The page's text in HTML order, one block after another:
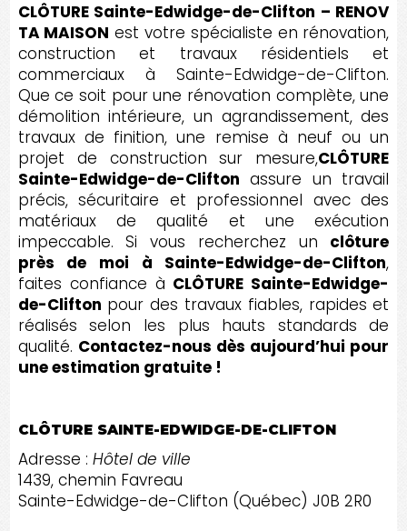
CLÔTURE Sainte-Edwidge-de-Clifton – RENOV
TA MAISON est votre spécialiste en rénovation,
construction et travaux résidentiels et
commerciaux à Sainte-Edwidge-de-Clifton.
Que ce soit pour une rénovation complète, une
démolition intérieure, un agrandissement, des
travaux de finition, une remise à neuf ou un
projet de construction sur mesure,CLÔTURE
Sainte-Edwidge-de-Clifton assure un travail
précis, sécuritaire et professionnel avec des
matériaux de qualité et une exécution
impeccable. Si vous recherchez un clôture
près de moi à Sainte-Edwidge-de-Clifton,
faites confiance à CLÔTURE Sainte-Edwidge-
de-Clifton pour des travaux fiables, rapides et
réalisés selon les plus hauts standards de
qualité. Contactez-nous dès aujourd’hui pour
une estimation gratuite !
CLÔTURE SAINTE-EDWIDGE-DE-CLIFTON
Adresse : Hôtel de ville
1439, chemin Favreau
Sainte-Edwidge-de-Clifton (Québec) J0B 2R0